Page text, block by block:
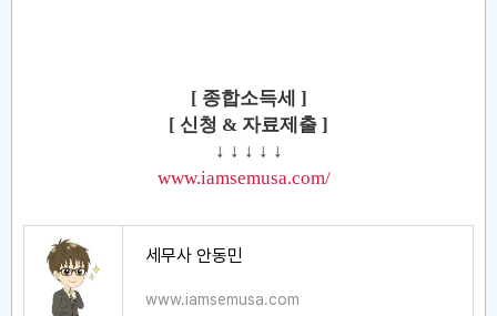
[ 종합소득세 ]
[ 신청 & 자료제출 ]
↓ ↓ ↓ ↓ ↓
www.iamsemusa.com/
세무사 안동민
www.iamsemusa.com